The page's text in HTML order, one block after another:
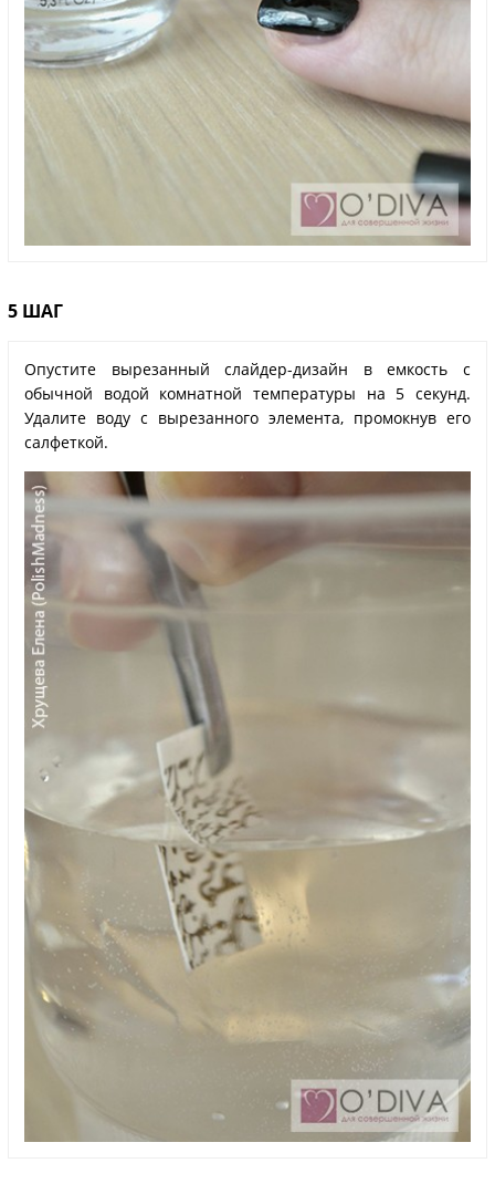
5 ШАГ
Опустите вырезанный слайдер-дизайн в емкость с
обычной водой комнатной температуры на 5 секунд.
Удалите воду с вырезанного элемента, промокнув его
салфеткой.